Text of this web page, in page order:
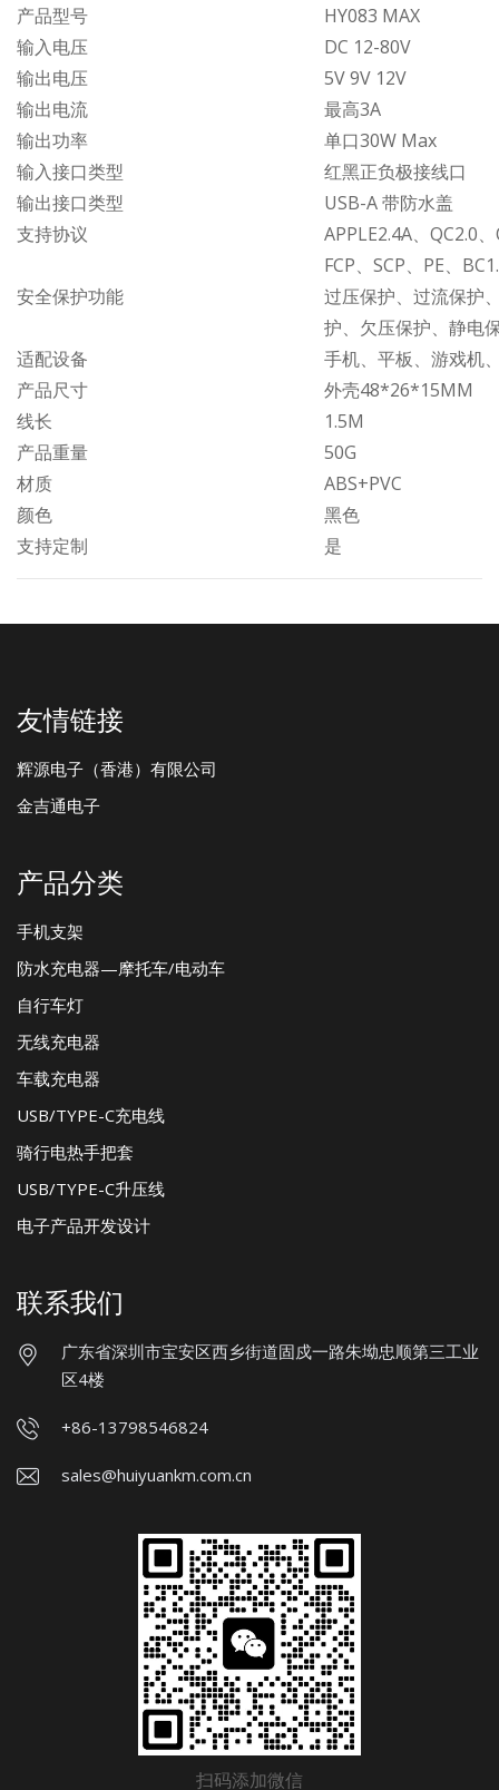
产品型号
HY083 MAX
输入电压
DC 12-80V
输出电压
5V 9V 12V
输出电流
最高3A
输出功率
单口30W Max
输入接口类型
红黑正负极接线口
输出接口类型
USB-A 带防水盖
支持协议
APPLE2.4A、QC2.0
FCP、SCP、PE、
安全保护功能
过压保护、过流保护
护、欠压保护、静电
适配设备
手机、平板、游戏机
产品尺寸
外壳48*26*15MM
线长
1.5M
产品重量
50G
材质
ABS+PVC
颜色
黑色
支持定制
是
友情链接
辉源电子（香港）有限公司
金吉通电子
产品分类
手机支架
防水充电器—摩托车/电动车
自行车灯
无线充电器
车载充电器
USB/TYPE-C充电线
骑行电热手把套
USB/TYPE-C升压线
电子产品开发设计
联系我们
广东省深圳市宝安区西乡街道固戍一路朱坳忠顺第三工业
区4楼
+86-13798546824
sales@huiyuankm.com.cn
扫码添加微信